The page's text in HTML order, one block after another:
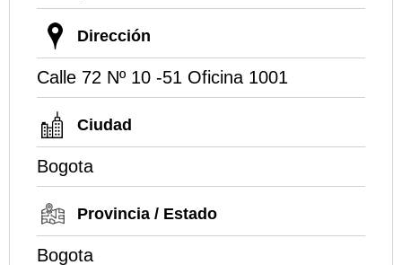
Dirección
Calle 72 Nº 10 -51 Oficina 1001
Ciudad
Bogota
Provincia / Estado
Bogota